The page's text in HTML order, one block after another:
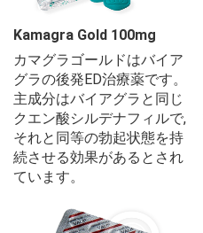
Kamagra Gold 100mg
カマグラゴールドはバイア
グラの後発ED治療薬です。
主成分はバイアグラと同じ
クエン酸シルデナフィルで,
それと同等の勃起状態を持
続させる効果があるとされ
ています。